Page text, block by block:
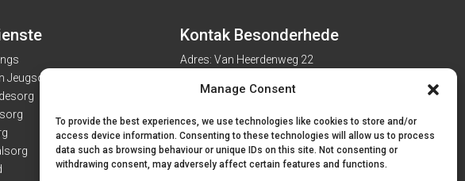
Manage Consent
To provide the best experiences, we use technologies like cookies to store and/or
access device information. Consenting to these technologies will allow us to process
data such as browsing behaviour or unique IDs on this site. Not consenting or
withdrawing consent, may adversely affect certain features and functions.
Jeugsorg
Kontak Besonderhede
Adres: Van Heerdenweg 22
E-pos:info@engo.co.za
Kantoorure
Ma. – Vr. 7:30 – 16:00
Saterdag Gesluit